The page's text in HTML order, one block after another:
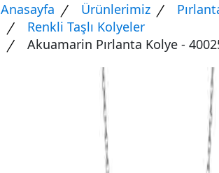
Anasayfa Ürünlerimiz
Renkli Taşlı Kolyeler
Akuamarin Pırlanta Kolye -